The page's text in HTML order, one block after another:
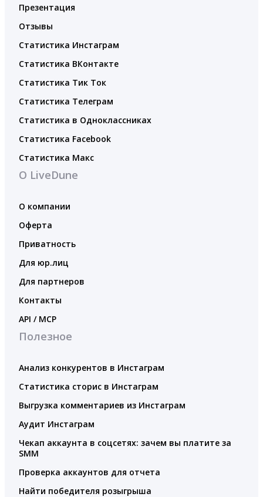
Презентация
Отзывы
Статистика Инстаграм
Статистика ВКонтакте
Статистика Тик Ток
Статистика Телеграм
Статистика в Одноклассниках
Статистика Facebook
Статистика Макс
О LiveDune
О компании
Оферта
Приватность
Для юр.лиц
Для партнеров
Контакты
API / MCP
Полезное
Анализ конкурентов в Инстаграм
Статистика сторис в Инстаграм
Выгрузка комментариев из Инстаграм
Аудит Инстаграм
Чекап аккаунта в соцсетях: зачем вы платите за
SMM
Проверка аккаунтов для отчета
Найти победителя розыгрыша